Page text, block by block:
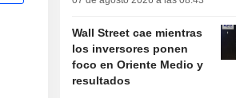
Wall Street cae mientras
los inversores ponen
foco en Oriente Medio y
resultados